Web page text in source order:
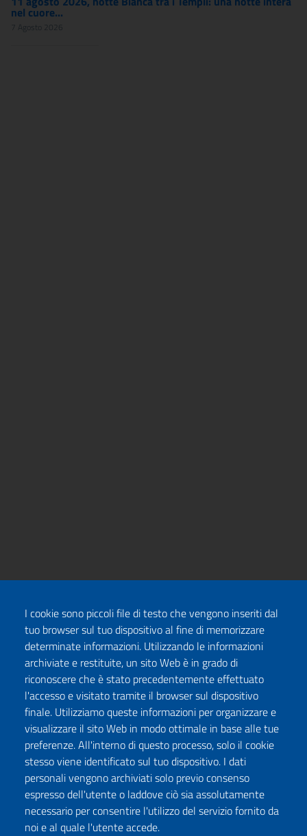
nel cuore...
7 Agosto 2026
I cookie sono piccoli file di testo che vengono inseriti dal
tuo browser sul tuo dispositivo al fine di memorizzare
determinate informazioni. Utilizzando le informazioni
archiviate e restituite, un sito Web è in grado di
riconoscere che è stato precedentemente effettuato
l'accesso e visitato tramite il browser sul dispositivo
finale. Utilizziamo queste informazioni per organizzare e
visualizzare il sito Web in modo ottimale in base alle tue
preferenze. All'interno di questo processo, solo il cookie
stesso viene identificato sul tuo dispositivo. I dati
personali vengono archiviati solo previo consenso
espresso dell'utente o laddove ciò sia assolutamente
necessario per consentire l'utilizzo del servizio fornito da
noi e al quale l'utente accede.